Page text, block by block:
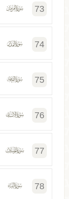
73
74
75
76
77
78